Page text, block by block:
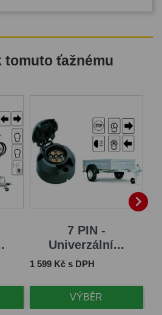
ťažnému
7 PIN -
Univerzální...
Cena
1 599 Kč s DPH
VÝBĚR
